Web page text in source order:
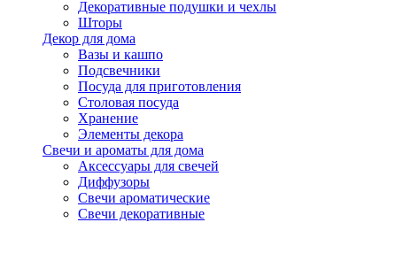
Декоративные подушки и чехлы
Шторы
Декор для дома
Вазы и кашпо
Подсвечники
Посуда для приготовления
Столовая посуда
Хранение
Элементы декора
Свечи и ароматы для дома
Аксессуары для свечей
Диффузоры
Свечи ароматические
Свечи декоративные